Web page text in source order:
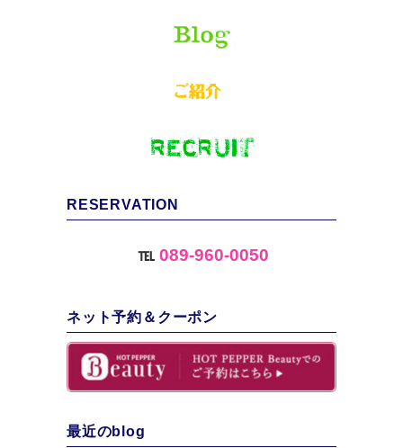
RESERVATION
℡ 089-960-0050
ネット予約＆クーポン
最近のblog